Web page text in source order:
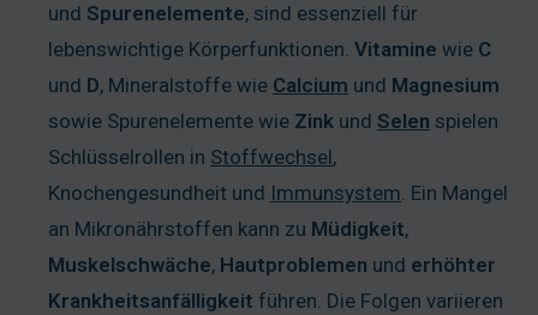
und Spurenelemente, sind essenziell für
lebenswichtige Körperfunktionen. Vitamine wie C
und D, Mineralstoffe wie Calcium und Magnesium
sowie Spurenelemente wie Zink und Selen spielen
Schlüsselrollen in Stoffwechsel,
Knochengesundheit und Immunsystem. Ein Mangel
an Mikronährstoffen kann zu Müdigkeit,
Muskelschwäche, Hautproblemen und erhöhter
Krankheitsanfälligkeit führen. Die Folgen variieren